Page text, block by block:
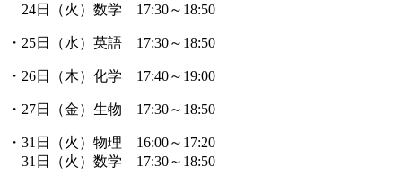
24日（火）数学 17:30～18:50
・25日（水）英語 17:30～18:50
・26日（木）化学 17:40～19:00
・27日（金）生物 17:30～18:50
・31日（火）物理 16:00～17:20
31日（火）数学 17:30～18:50